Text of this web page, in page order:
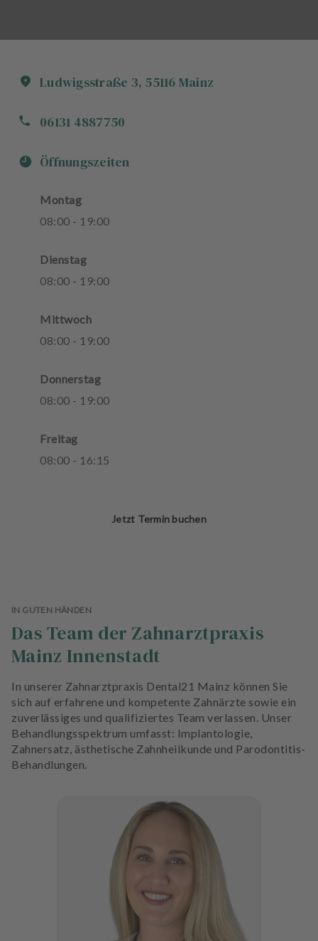
Ludwigsstraße 3, 55116 Mainz
06131 4887750
Öffnungszeiten
Montag
08:00 - 19:00
Dienstag
08:00 - 19:00
Mittwoch
08:00 - 19:00
Donnerstag
08:00 - 19:00
Freitag
08:00 - 16: 15
Jetzt Termin buchen
IN GUTEN HÄNDEN
Das Team der Zahnarztpraxis
Mainz Innenstadt
In unserer Zahnarztpraxis Dental21 Mainz können Sie
sich auf erfahrene und kompetente Zahnärzte sowie ein
zuverlässiges und qualifiziertes Team verlassen. Unser
Behandlungsspektrum umfasst: Implantologie,
Zahnersatz, ästhetische Zahnheilkunde und Parodontitis-
Behandlungen.